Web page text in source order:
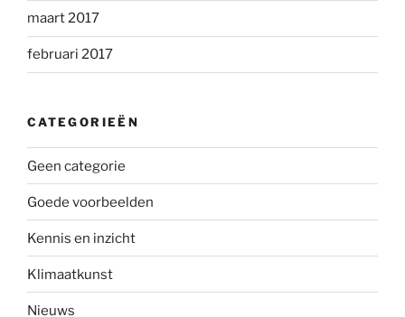
maart 2017
februari 2017
CATEGORIEËN
Geen categorie
Goede voorbeelden
Kennis en inzicht
Klimaatkunst
Nieuws